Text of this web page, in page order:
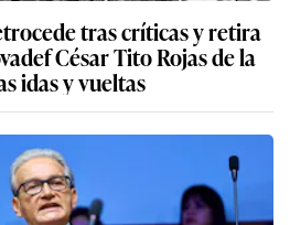
tras críticas y retira
César Tito Rojas de la
idas y vueltas